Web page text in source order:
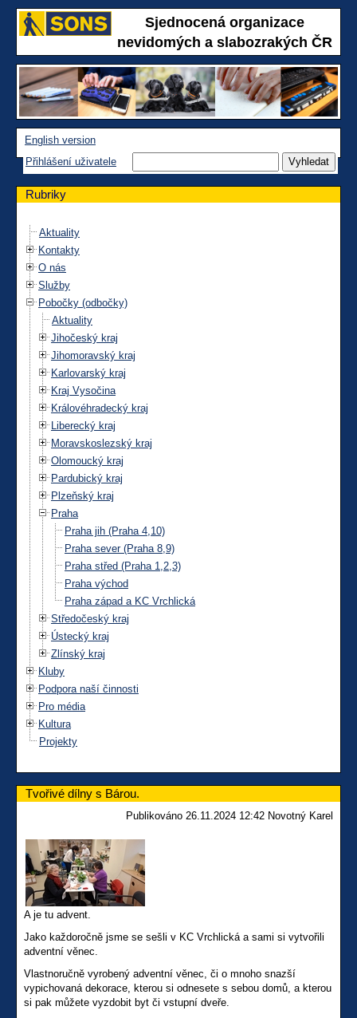
Sjednocená organizace
nevidomých a slabozrakých ČR
English version
Přihlášení uživatele
Rubriky
Aktuality
Kontakty
O nás
Služby
Pobočky (odbočky)
Aktuality
Jihočeský kraj
Jihomoravský kraj
Karlovarský kraj
Kraj Vysočina
Královéhradecký kraj
Liberecký kraj
Moravskoslezský kraj
Olomoucký kraj
Pardubický kraj
Plzeňský kraj
Praha
Praha jih (Praha 4,10)
Praha sever (Praha 8,9)
Praha střed (Praha 1,2,3)
Praha východ
Praha západ a KC Vrchlická
Středočeský kraj
Ústecký kraj
Zlínský kraj
Kluby
Podpora naší činnosti
Pro média
Kultura
Projekty
Tvořivé dílny s Bárou.
Publikováno 26.11.2024 12:42 Novotný Karel
A je tu advent.
Jako každoročně jsme se sešli v KC Vrchlická a sami si vytvořili
adventní věnec.
Vlastnoručně vyrobený adventní věnec, či o mnoho snazší
vypichovaná dekorace, kterou si odnesete s sebou domů, a kterou
si pak můžete vyzdobit byt či vstupní dveře.